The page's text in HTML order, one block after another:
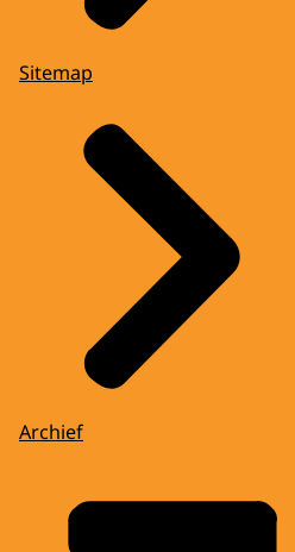
Sitemap
Archief